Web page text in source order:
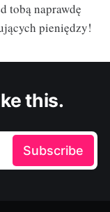
tobą naprawdę
pieniędzy!
this.
Subscribe